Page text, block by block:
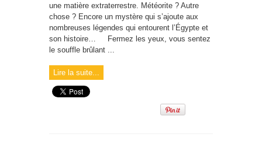
une matière extraterrestre. Météorite ? Autre
chose ? Encore un mystère qui s’ajoute aux
nombreuses légendes qui entourent l’Égypte et
son histoire… Fermez les yeux, vous sentez
le souffle brûlant ...
Lire la suite...